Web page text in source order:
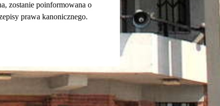
zostanie poinformowana o
prawa kanonicznego.